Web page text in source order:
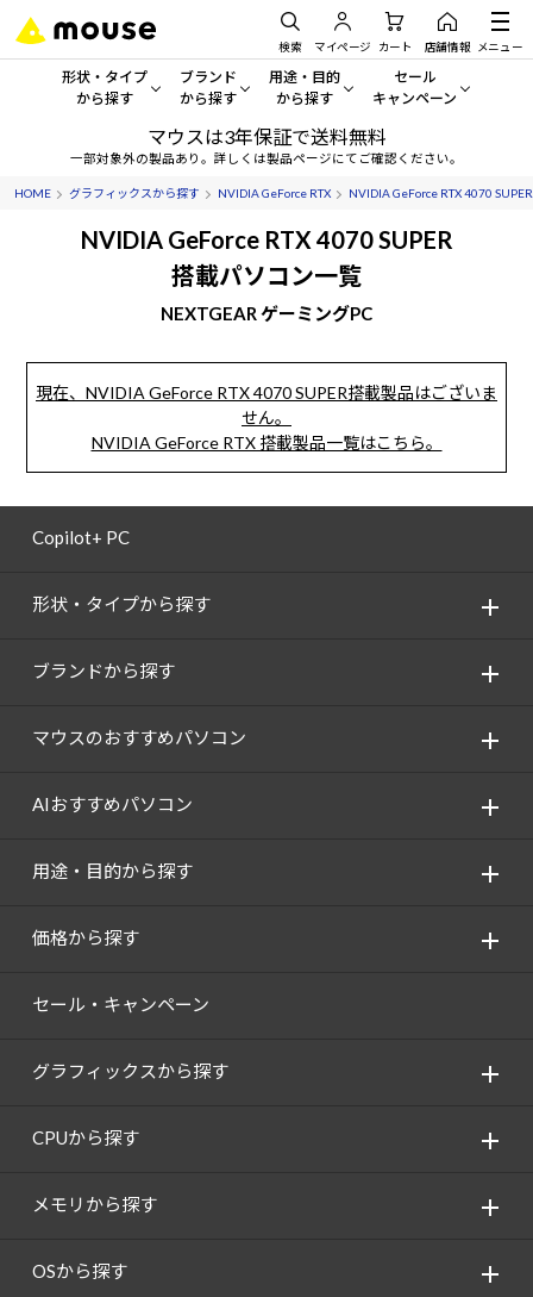
検索 マイページ カート 店舗情報 メニュー
形状・タイプ
から探す
形状・タイプから探す をすべてみる
デスクトップPC
Windows 11
ブランド
から探す
mouse
G TUNE
DAIV
用途・目的
から探す
一般向けパソコン
ゲーミングPC・ゲーム向けパソコン
ビジネス向けパソコン
スペック/パーツ別
セール
キャンペーン
セール・キャンペー
期間限定セール
おすすめ目玉パソコン
今イチオシのパソコンをピ
Windows 11
マウスは3年保証で送料無料
一部対象外の製品あり。詳しくは製品ページにてご確認ください。
HOME グラフィックスから探す NVIDIA GeForce RTX NVIDIA GeForce RTX 4070 SUPER
NVIDIA GeForce RTX 4070 SUPER
搭載パソコン一覧
NEXTGEAR ゲーミングPC
現在、NVIDIA GeForce RTX 4070 SUPER搭載製品はございま
せん。
NVIDIA GeForce RTX 搭載製品一覧はこちら。
Copilot+ PC
形状・タイプから探す
ブランドから探す
マウスのおすすめパソコン
AIおすすめパソコン
用途・目的から探す
価格から探す
セール・キャンペーン
グラフィックスから探す
CPUから探す
メモリから探す
OSから探す